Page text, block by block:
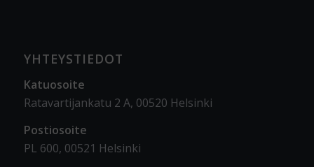
YHTEYSTIEDOT
Katuosoite
Ratavartijankatu 2 A, 00520 Helsinki
Postiosoite
PL 600, 00521 Helsinki